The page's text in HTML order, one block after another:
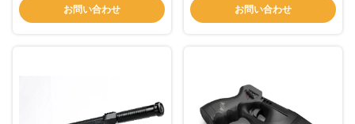
ー
お問い合わせ
お問い合わせ